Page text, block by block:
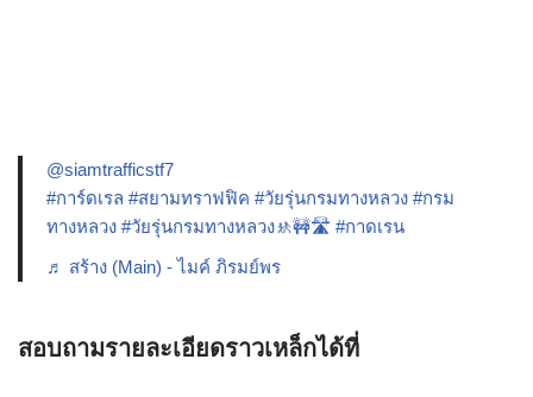
@siamtrafficstf7
#การ์ดเรล #สยามทราฟฟิค #วัยรุ่นกรมทางหลวง #กรม
ทางหลวง #วัยรุ่นกรมทางหลวง🚸🚧🛣️ #กาดเรน
♬ สร้าง (Main) - ไมค์ ภิรมย์พร
สอบถามรายละเอียดราวเหล็กได้ที่